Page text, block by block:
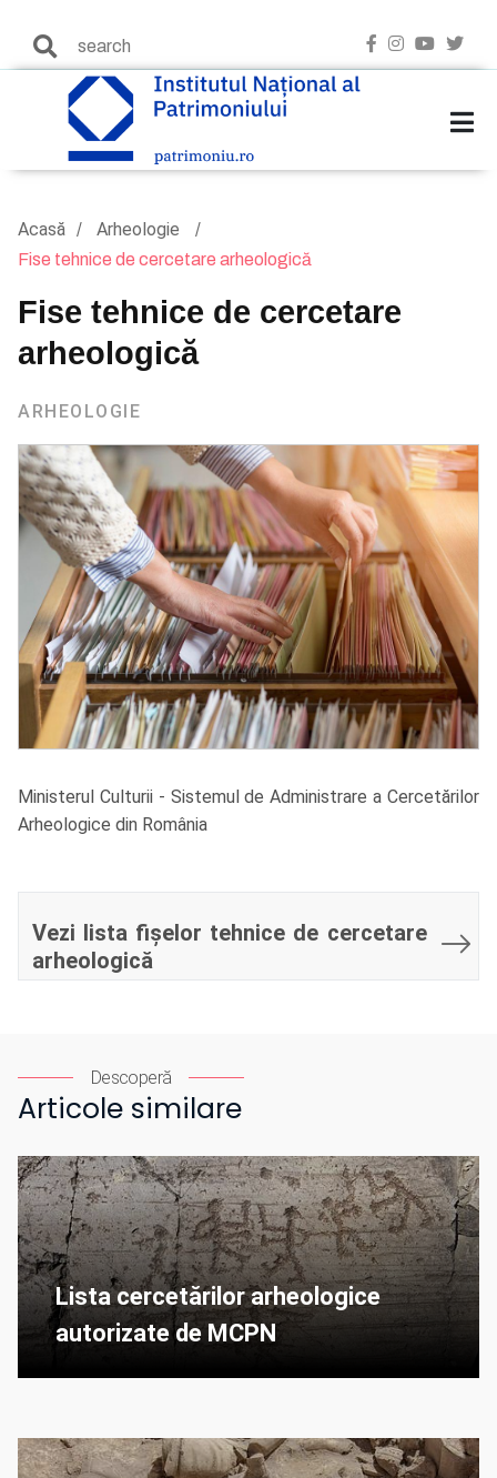
Acasă Arheologie
Fise tehnice de cercetare arheologică
Fise tehnice de cercetare
arheologică
ARHEOLOGIE
Ministerul Culturii - Sistemul de Administrare a Cercetărilor
Arheologice din România
Vezi lista fișelor tehnice de cercetare
arheologică
Descoperă
Articole similare
Lista cercetărilor arheologice
autorizate de MCPN